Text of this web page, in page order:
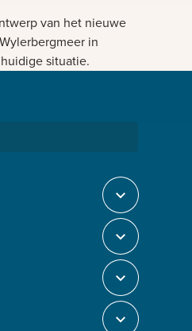
van het nieuwe
in
situatie.
Sluit section-0
Sluit section-1
Sluit section-2
Sluit section-3